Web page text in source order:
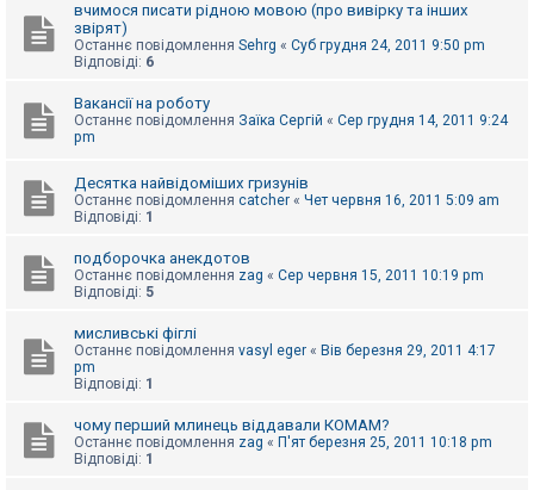
о
у
Д
п
м
а
вчимося писати рідною мовою (про вивірку та інших
звірят)
Останнє повідомлення Sehrg « Суб грудня 24, 2011 9:50 pm
Відповіді: 6
Вакансії на роботу
Останнє повідомлення Заїка Сергій « Сер грудня 14, 2011 9:24
pm
Десятка найвідоміших гризунів
Останнє повідомлення catcher « Чет червня 16, 2011 5:09 am
Відповіді: 1
подборочка анекдотов
Останнє повідомлення zag « Сер червня 15, 2011 10:19 pm
Відповіді: 5
мисливські фіглі
Останнє повідомлення vasyl eger « Вів березня 29, 2011 4:17
pm
Відповіді: 1
чому перший млинець віддавали КОМАМ?
Останнє повідомлення zag « П'ят березня 25, 2011 10:18 pm
Відповіді: 1